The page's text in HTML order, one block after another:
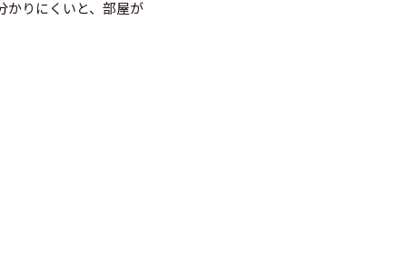
かりにくいと、部屋が